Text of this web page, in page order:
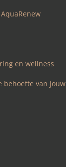
en wellness
behoefte van jouw